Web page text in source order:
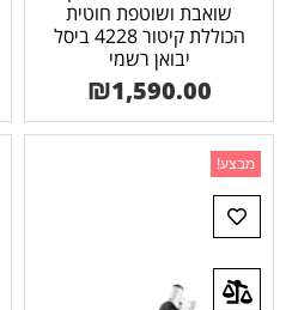
שואבת ושוטפת חוטית
הכוללת קיטור 4228 ביסל
יבואן רשמי
₪1,590.00
מבצע!